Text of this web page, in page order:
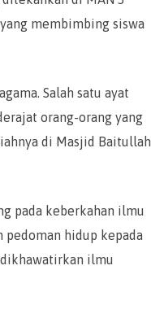
membimbing siswa
Salah satu ayat
orang-orang yang
di Masjid Baitullah
pada keberkahan ilmu
hidup kepada
ilmu